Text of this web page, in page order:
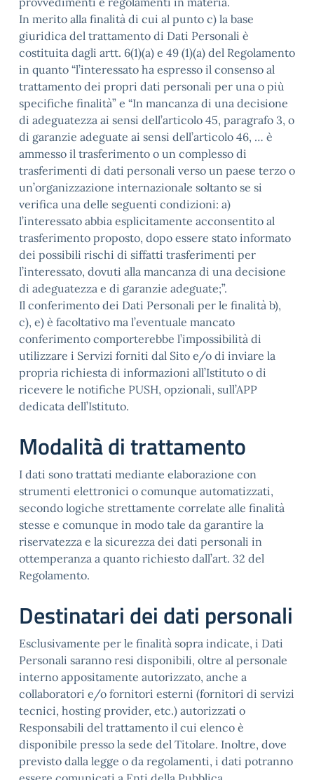
In merito alla finalità di cui al punto c) la base
giuridica del trattamento di Dati Personali è
costituita dagli artt. 6(1)(a) e 49 (1)(a) del Regolamento
in quanto “l’interessato ha espresso il consenso al
trattamento dei propri dati personali per una o più
specifiche finalità” e “In mancanza di una decisione
di adeguatezza ai sensi dell’articolo 45, paragrafo 3, o
di garanzie adeguate ai sensi dell’articolo 46, … è
ammesso il trasferimento o un complesso di
trasferimenti di dati personali verso un paese terzo o
un’organizzazione internazionale soltanto se si
verifica una delle seguenti condizioni: a)
l’interessato abbia esplicitamente acconsentito al
trasferimento proposto, dopo essere stato informato
dei possibili rischi di siffatti trasferimenti per
l’interessato, dovuti alla mancanza di una decisione
di adeguatezza e di garanzie adeguate;”.
Il conferimento dei Dati Personali per le finalità b),
c), e) è facoltativo ma l’eventuale mancato
conferimento comporterebbe l’impossibilità di
utilizzare i Servizi forniti dal Sito e/o di inviare la
propria richiesta di informazioni all’Istituto o di
ricevere le notifiche PUSH, opzionali, sull’APP
dedicata dell’Istituto.
Modalità di trattamento
I dati sono trattati mediante elaborazione con
strumenti elettronici o comunque automatizzati,
secondo logiche strettamente correlate alle finalità
stesse e comunque in modo tale da garantire la
riservatezza e la sicurezza dei dati personali in
ottemperanza a quanto richiesto dall’art. 32 del
Regolamento.
Destinatari dei dati personali
Esclusivamente per le finalità sopra indicate, i Dati
Personali saranno resi disponibili, oltre al personale
interno appositamente autorizzato, anche a
collaboratori e/o fornitori esterni (fornitori di servizi
tecnici, hosting provider, etc.) autorizzati o
Responsabili del trattamento il cui elenco è
disponibile presso la sede del Titolare. Inoltre, dove
previsto dalla legge o da regolamenti, i dati potranno